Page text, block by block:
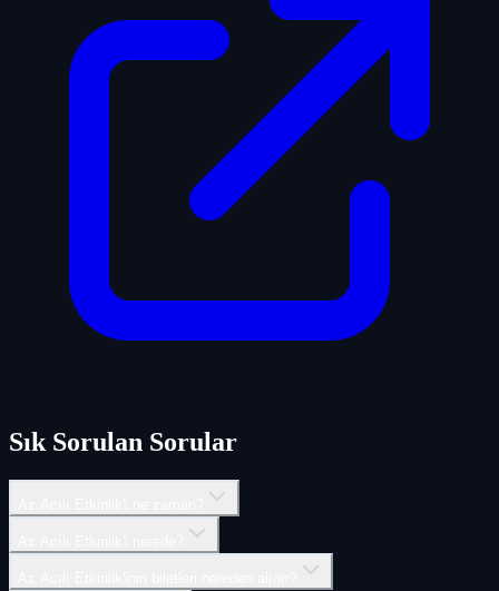
Sık Sorulan Sorular